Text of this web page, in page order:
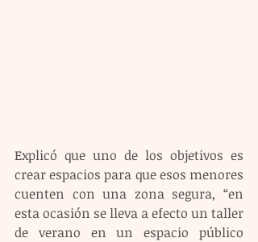
Explicó que uno de los objetivos es
crear espacios para que esos menores
cuenten con una zona segura, “en
esta ocasión se lleva a efecto un taller
de verano en un espacio público